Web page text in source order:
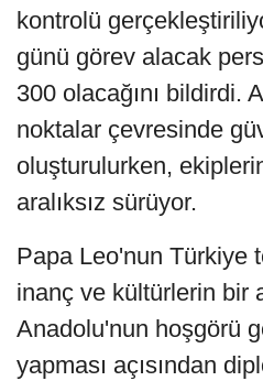
kontrolü
günü görev alacak
300 olacağını bildirdi.
noktalar çevresinde
oluşturulurken,
aralıksız sürüyor.
Papa Leo'nun Türkiye
inanç ve kültürlerin bir
Anadolu'nun hoşgörü
yapması açısından